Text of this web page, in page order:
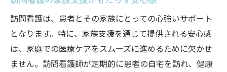
訪問看護は、患者とその家族にとっての心強いサポート
となります。特に、家族支援を通じて提供される安心感
は、家庭での医療ケアをスムーズに進めるために欠かせ
ません。訪問看護師が定期的に患者の自宅を訪れ、健康